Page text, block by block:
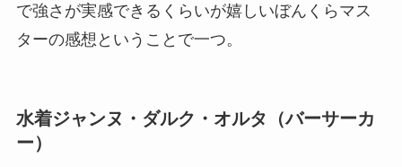
で強さが実感できるくらいが嬉しいぼんくらマス
ターの感想ということで一つ。
水着ジャンヌ・ダルク・オルタ（バーサーカ
ー）